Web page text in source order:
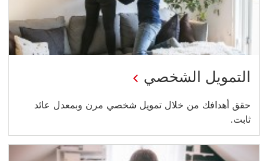
التمويل الشخصي
حقق أهدافك من خلال تمويل شخصي مرن وبمعدل عائد
ثابت.